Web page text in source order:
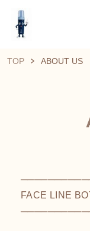
TOP ABOUT US
FACE LINE